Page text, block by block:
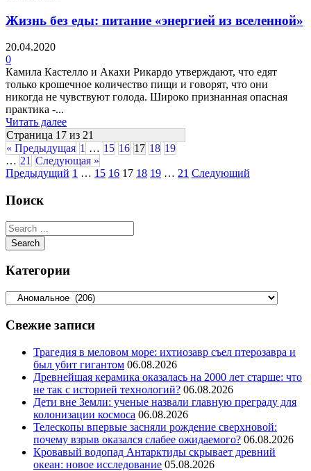
Жизнь без еды: питание «энергией из вселенной»
20.04.2020
0
Камила Кастелло и Акахи Рикардо утверждают, что едят
только крошечное количество пищи и говорят, что они
никогда не чувствуют голода. Широко признанная опасная
практика -...
Читать далее
Страница 17 из 21
« Предыдущая 1 … 15 16 17 18 19
… 21 Следующая »
Предыдущий 1 … 15 16 17 18 19 … 21 Следующий
Поиск
Категории
Свежие записи
Трагедия в меловом море: ихтиозавр съел птерозавра и
был убит гигантом 06.08.2026
Древнейшая керамика оказалась на 2000 лет старше: что
не так с историей технологий? 06.08.2026
Дети вне Земли: ученые назвали главную преграду для
колонизации космоса 06.08.2026
Телескопы впервые засняли рождение сверхновой:
почему взрыв оказался слабее ожидаемого? 06.08.2026
Кровавый водопад Антарктиды скрывает древний
океан: новое исследование 05.08.2026